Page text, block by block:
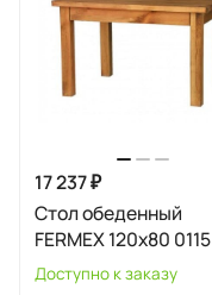
17 237 ₽
Стол обеденный
FERMEX 120x80 0115
Доступно к заказу